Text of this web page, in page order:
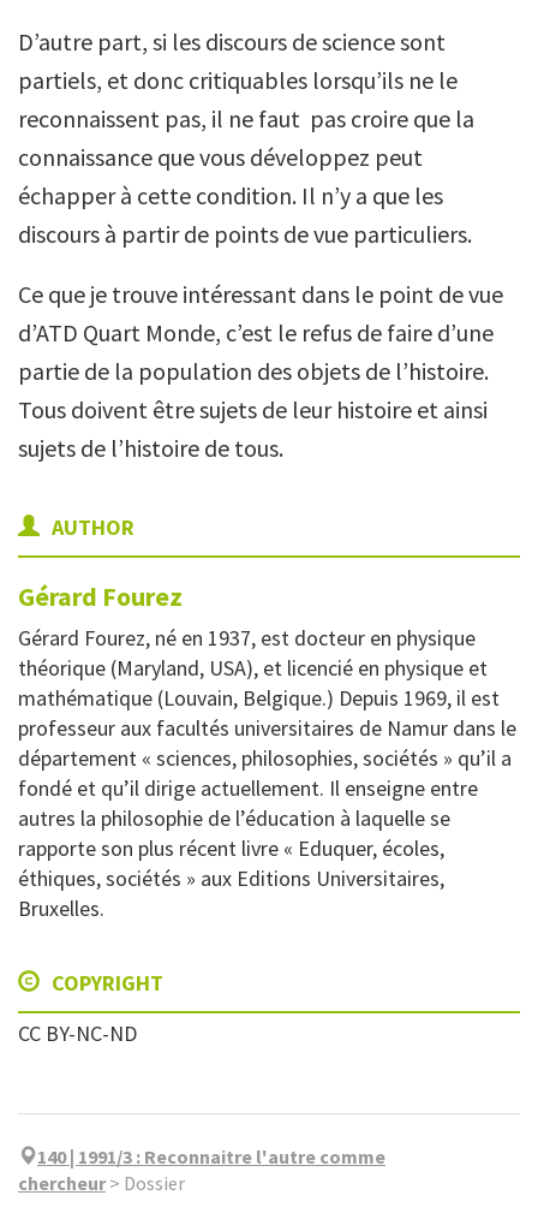
D’autre part, si les discours de science sont
partiels, et donc critiquables lorsqu’ils ne le
reconnaissent pas, il ne faut pas croire que la
connaissance que vous développez peut
échapper à cette condition. Il n’y a que les
discours à partir de points de vue particuliers.
Ce que je trouve intéressant dans le point de vue
d’ATD Quart Monde, c’est le refus de faire d’une
partie de la population des objets de l’histoire.
Tous doivent être sujets de leur histoire et ainsi
sujets de l’histoire de tous.
AUTHOR
Gérard Fourez
Gérard Fourez, né en 1937, est docteur en physique
théorique (Maryland, USA), et licencié en physique et
mathématique (Louvain, Belgique.) Depuis 1969, il est
professeur aux facultés universitaires de Namur dans le
département « sciences, philosophies, sociétés » qu’il a
fondé et qu’il dirige actuellement. Il enseigne entre
autres la philosophie de l’éducation à laquelle se
rapporte son plus récent livre « Eduquer, écoles,
éthiques, sociétés » aux Editions Universitaires,
Bruxelles.
COPYRIGHT
CC BY-NC-ND
140 | 1991/3 : Reconnaitre l'autre comme
chercheur> Dossier